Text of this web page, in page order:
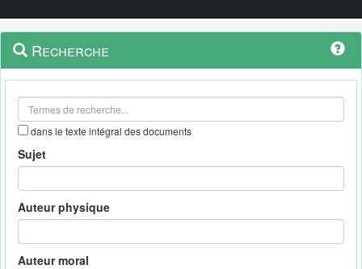
Navigation
outils
Menu
contextuel
Recherche
dans le texte intégral des documents
Sujet
Auteur physique
Auteur moral